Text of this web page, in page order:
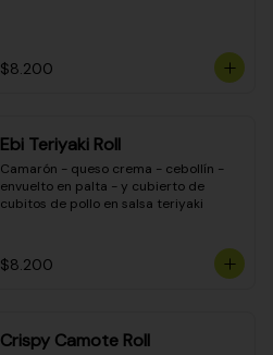
$8.200
Ebi Teriyaki Roll
Camarón - queso crema - cebollín -
envuelto en palta - y cubierto de
cubitos de pollo en salsa teriyaki
$8.200
Crispy Camote Roll